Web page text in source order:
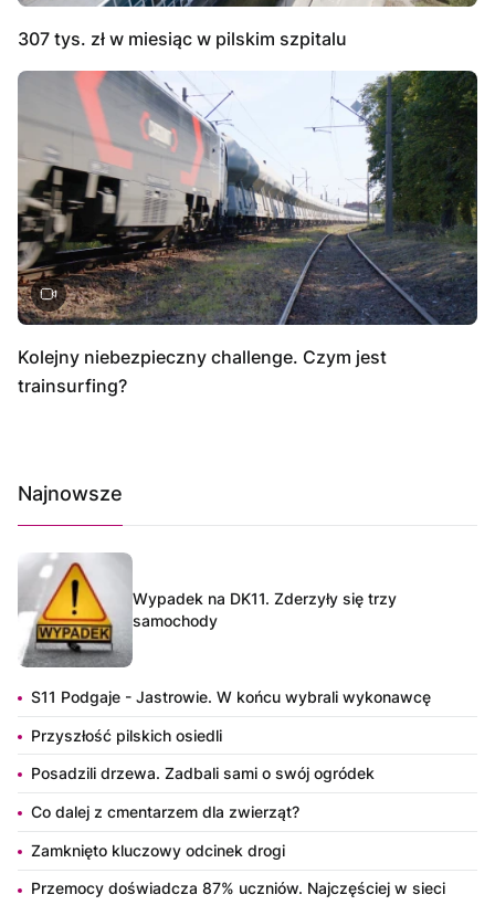
307 tys. zł w miesiąc w pilskim szpitalu
Kolejny niebezpieczny challenge. Czym jest
trainsurfing?
Najnowsze
Wypadek na DK11. Zderzyły się trzy
samochody
S11 Podgaje - Jastrowie. W końcu wybrali wykonawcę
Przyszłość pilskich osiedli
Posadzili drzewa. Zadbali sami o swój ogródek
Co dalej z cmentarzem dla zwierząt?
Zamknięto kluczowy odcinek drogi
Przemocy doświadcza 87% uczniów. Najczęściej w sieci